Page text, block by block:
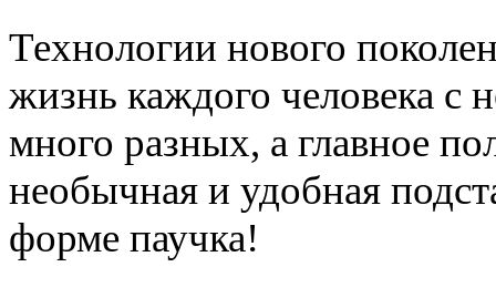
Технологии нового
жизнь каждого человека с
много разных, а главное
необычная и удобная
форме паучка!